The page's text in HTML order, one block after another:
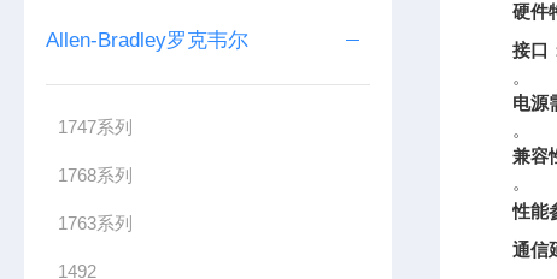
Allen-Bradley罗克韦尔
1747系列
1768系列
1763系列
1492
硬件
接口
。
电源
。
兼容
。
性能
通信